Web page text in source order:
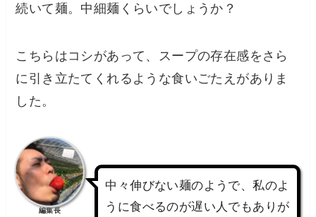
続いて麺。中細麺くらいでしょうか？
こちらはコシがあって、スープの存在感をさら
に引き立たてくれるような食いごたえがありま
した。
編集長
中々伸びない麺のようで、私のよ
うに食べるのが遅い人でもありが